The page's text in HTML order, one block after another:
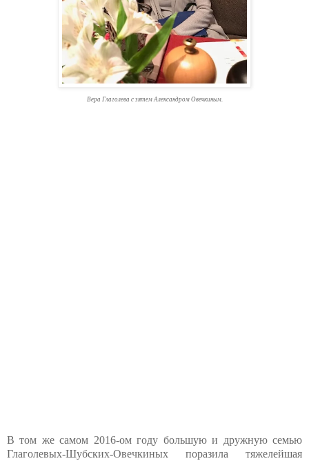
Вера Глаголева с зятем Александром Овечкиным.
В том же самом 2016-ом году большую и дружную семью
Глаголевых-Шубских-Овечкиных поразила тяжелейшая